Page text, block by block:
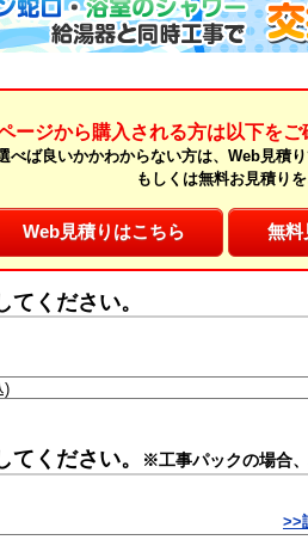
ージから購入される方は以下をご
べば良いかかわからない方は、Web見積
もしくは無料お見積りを
Web見積りはこちら 無料
ください。
てください。 ※工事パックの場合
>>